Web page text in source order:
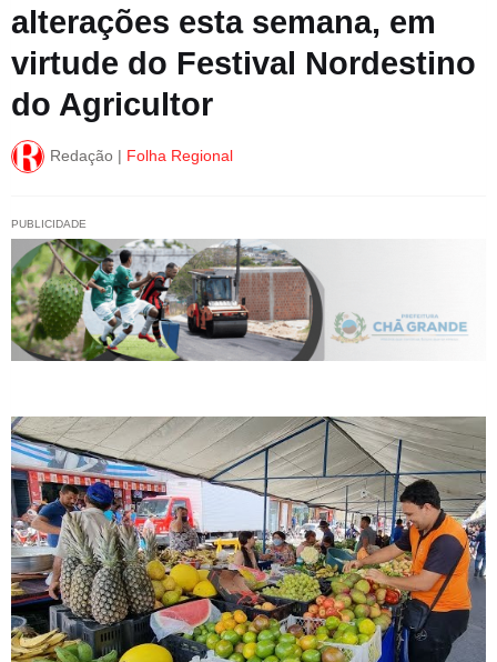
alterações esta semana, em
virtude do Festival Nordestino
do Agricultor
Redação | Folha Regional
PUBLICIDADE